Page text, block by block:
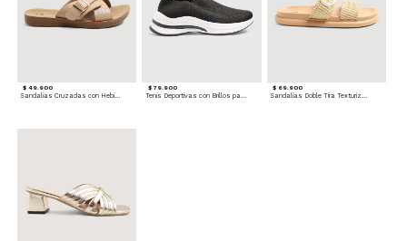
$ 49.900
Sandalias Cruzadas con Hebilla
$ 79.900
Tenis Deportivas con Brillos para mujer
$ 69.900
Sandalias Doble Tira Texturizada